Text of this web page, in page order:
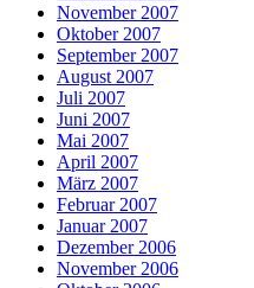
November 2007
Oktober 2007
September 2007
August 2007
Juli 2007
Juni 2007
Mai 2007
April 2007
März 2007
Februar 2007
Januar 2007
Dezember 2006
November 2006